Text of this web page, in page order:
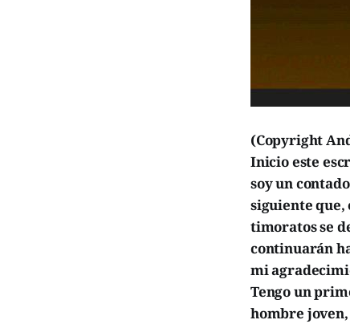
(Copyright
Inicio este
soy un
siguiente que,
timoratos se
continuarán
mi
Tengo un
hombre